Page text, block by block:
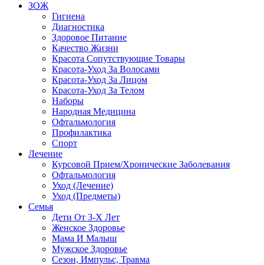
ЗОЖ
Гигиена
Диагностика
Здоровое Питание
Качество Жизни
Красота Сопутствующие Товары
Красота-Уход За Волосами
Красота-Уход За Лицом
Красота-Уход За Телом
Наборы
Народная Медицина
Офтальмология
Профилактика
Спорт
Лечение
Курсовой Прием/Хронические Заболевания
Офтальмология
Уход (Лечение)
Уход (Предметы)
Семья
Дети От 3-Х Лет
Женское Здоровье
Мама И Малыш
Мужское Здоровье
Сезон, Импульс, Травма